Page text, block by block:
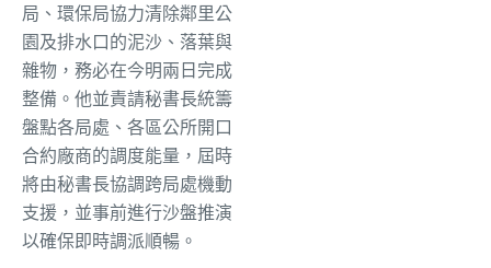
局、環保局協力清除鄰里公
園及排水口的泥沙、落葉與
雜物，務必在今明兩日完成
整備。他並責請秘書長統籌
盤點各局處、各區公所開口
合約廠商的調度能量，屆時
將由秘書長協調跨局處機動
支援，並事前進行沙盤推演
以確保即時調派順暢。